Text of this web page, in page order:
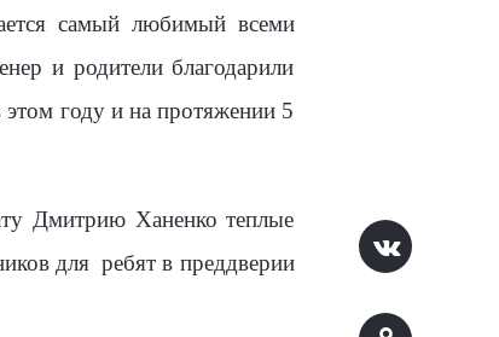
самый любимый всеми
и родители благодарили
году и на протяжении 5
Дмитрию Ханенко теплые
для ребят в преддверии